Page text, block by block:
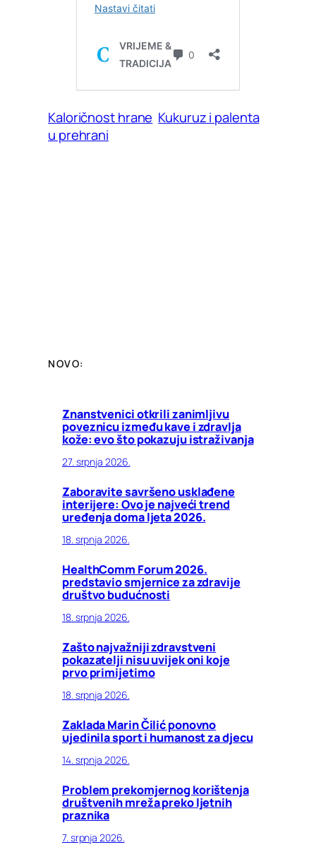
Kaloričnost hrane Kukuruz i palenta
u prehrani
NOVO:
Znanstvenici otkrili zanimljivu
poveznicu između kave i zdravlja
kože: evo što pokazuju istraživanja
27. srpnja 2026.
Zaboravite savršeno usklađene
interijere: Ovo je najveći trend
uređenja doma ljeta 2026.
18. srpnja 2026.
HealthComm Forum 2026.
predstavio smjernice za zdravije
društvo budućnosti
18. srpnja 2026.
Zašto najvažniji zdravstveni
pokazatelji nisu uvijek oni koje
prvo primijetimo
18. srpnja 2026.
Zaklada Marin Čilić ponovno
ujedinila sport i humanost za djecu
14. srpnja 2026.
Problem prekomjernog korištenja
društvenih mreža preko ljetnih
praznika
7. srpnja 2026.